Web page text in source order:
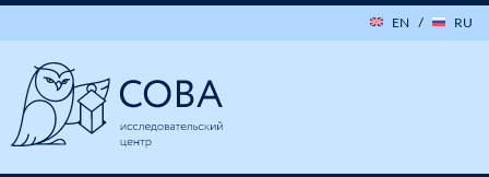
EN / RU